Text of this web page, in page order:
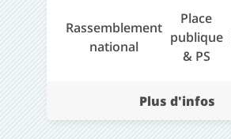
Rassemblement
national
Place
publique
& PS
Plus d'infos